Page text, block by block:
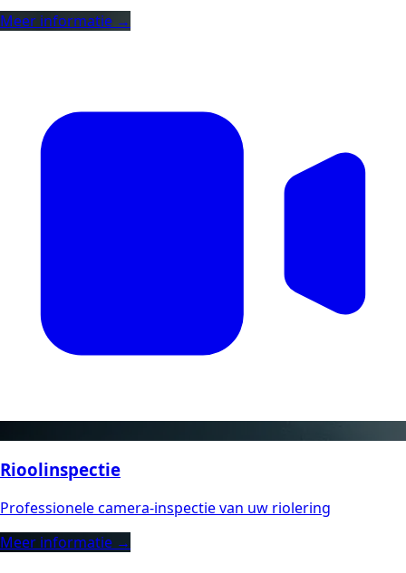
Meer informatie →
Rioolinspectie
Professionele camera-inspectie van uw riolering
Meer informatie →